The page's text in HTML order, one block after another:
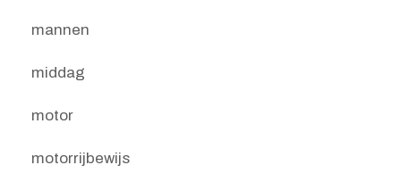
mannen
middag
motor
motorrijbewijs